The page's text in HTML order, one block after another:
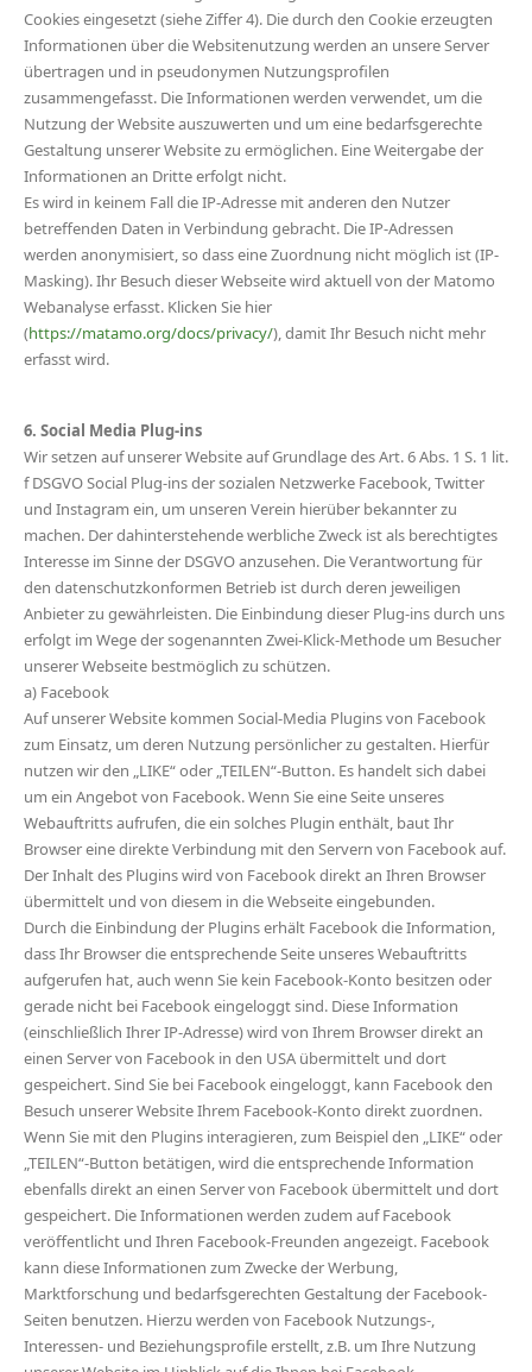
Cookies eingesetzt (siehe Ziffer 4). Die durch den Cookie erzeugten
Informationen über die Websitenutzung werden an unsere Server
übertragen und in pseudonymen Nutzungsprofilen
zusammengefasst. Die Informationen werden verwendet, um die
Nutzung der Website auszuwerten und um eine bedarfsgerechte
Gestaltung unserer Website zu ermöglichen. Eine Weitergabe der
Informationen an Dritte erfolgt nicht.
Es wird in keinem Fall die IP-Adresse mit anderen den Nutzer
betreffenden Daten in Verbindung gebracht. Die IP-Adressen
werden anonymisiert, so dass eine Zuordnung nicht möglich ist (IP-
Masking). Ihr Besuch dieser Webseite wird aktuell von der Matomo
Webanalyse erfasst. Klicken Sie hier
(https://matamo.org/docs/privacy/), damit Ihr Besuch nicht mehr
erfasst wird.
6. Social Media Plug-ins
Wir setzen auf unserer Website auf Grundlage des Art. 6 Abs. 1 S. 1 lit.
f DSGVO Social Plug-ins der sozialen Netzwerke Facebook, Twitter
und Instagram ein, um unseren Verein hierüber bekannter zu
machen. Der dahinterstehende werbliche Zweck ist als berechtigtes
Interesse im Sinne der DSGVO anzusehen. Die Verantwortung für
den datenschutzkonformen Betrieb ist durch deren jeweiligen
Anbieter zu gewährleisten. Die Einbindung dieser Plug-ins durch uns
erfolgt im Wege der sogenannten Zwei-Klick-Methode um Besucher
unserer Webseite bestmöglich zu schützen.
a) Facebook
Auf unserer Website kommen Social-Media Plugins von Facebook
zum Einsatz, um deren Nutzung persönlicher zu gestalten. Hierfür
nutzen wir den „LIKE“ oder „TEILEN“-Button. Es handelt sich dabei
um ein Angebot von Facebook. Wenn Sie eine Seite unseres
Webauftritts aufrufen, die ein solches Plugin enthält, baut Ihr
Browser eine direkte Verbindung mit den Servern von Facebook auf.
Der Inhalt des Plugins wird von Facebook direkt an Ihren Browser
übermittelt und von diesem in die Webseite eingebunden.
Durch die Einbindung der Plugins erhält Facebook die Information,
dass Ihr Browser die entsprechende Seite unseres Webauftritts
aufgerufen hat, auch wenn Sie kein Facebook-Konto besitzen oder
gerade nicht bei Facebook eingeloggt sind. Diese Information
(einschließlich Ihrer IP-Adresse) wird von Ihrem Browser direkt an
einen Server von Facebook in den USA übermittelt und dort
gespeichert. Sind Sie bei Facebook eingeloggt, kann Facebook den
Besuch unserer Website Ihrem Facebook-Konto direkt zuordnen.
Wenn Sie mit den Plugins interagieren, zum Beispiel den „LIKE“ oder
„TEILEN“-Button betätigen, wird die entsprechende Information
ebenfalls direkt an einen Server von Facebook übermittelt und dort
gespeichert. Die Informationen werden zudem auf Facebook
veröffentlicht und Ihren Facebook-Freunden angezeigt. Facebook
kann diese Informationen zum Zwecke der Werbung,
Marktforschung und bedarfsgerechten Gestaltung der Facebook-
Seiten benutzen. Hierzu werden von Facebook Nutzungs-,
Interessen- und Beziehungsprofile erstellt, z.B. um Ihre Nutzung